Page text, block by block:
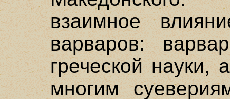
взаимное
варваров:
греческой науки,
многим